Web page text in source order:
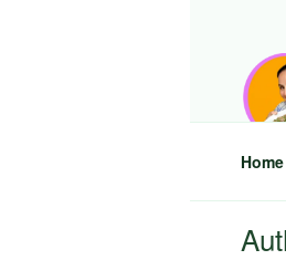
Home